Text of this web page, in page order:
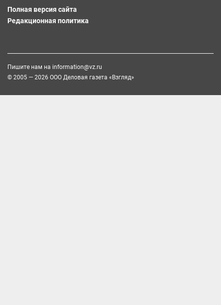
Полная версия сайта
Редакционная политика
Пишите нам на information@vz.ru
© 2005 — 2026 ООО Деловая газета «Взгляд»